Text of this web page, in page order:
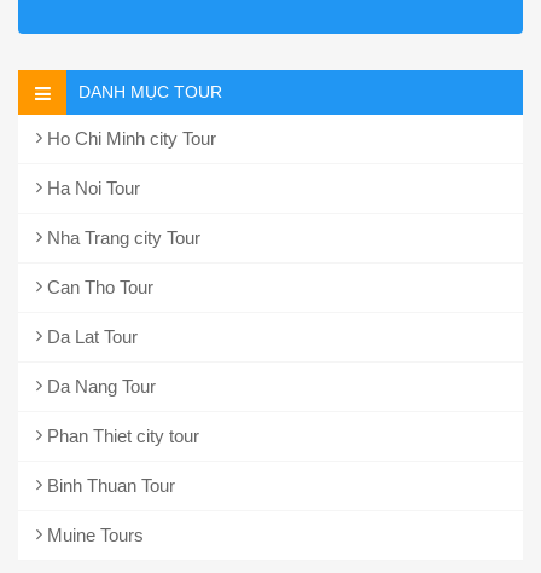
DANH MỤC TOUR
Ho Chi Minh city Tour
Ha Noi Tour
Nha Trang city Tour
Can Tho Tour
Da Lat Tour
Da Nang Tour
Phan Thiet city tour
Binh Thuan Tour
Muine Tours